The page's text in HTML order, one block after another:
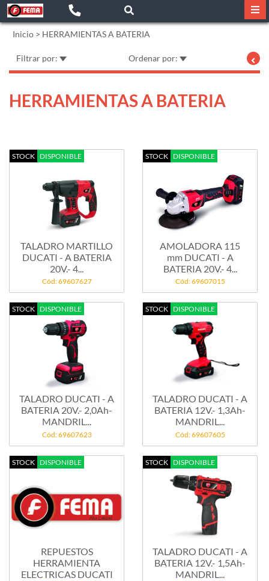
Inicio > HERRAMIENTAS A BATERIA
Filtrar por: Ordenar por:
HERRAMIENTAS A BATERIA
STOCK DISPONIBLE
TALADRO MARTILLO
DUCATI - A BATERIA
20V.- 4...
Cód: 69607627
STOCK DISPONIBLE
AMOLADORA 115
mm DUCATI - A
BATERIA 20V.- 4...
Cód: 69607015
STOCK DISPONIBLE
TALADRO DUCATI - A
BATERIA 20V.- 2,0Ah-
MANDRIL...
Cód: 69607623
STOCK DISPONIBLE
TALADRO DUCATI - A
BATERIA 12V.- 1,3Ah-
MANDRIL...
Cód: 69607605
STOCK DISPONIBLE
REPUESTOS
HERRAMIENTA
ELECTRICAS DUCATI
STOCK DISPONIBLE
TALADRO DUCATI - A
BATERIA 12V.- 1,5Ah-
MANDRIL...